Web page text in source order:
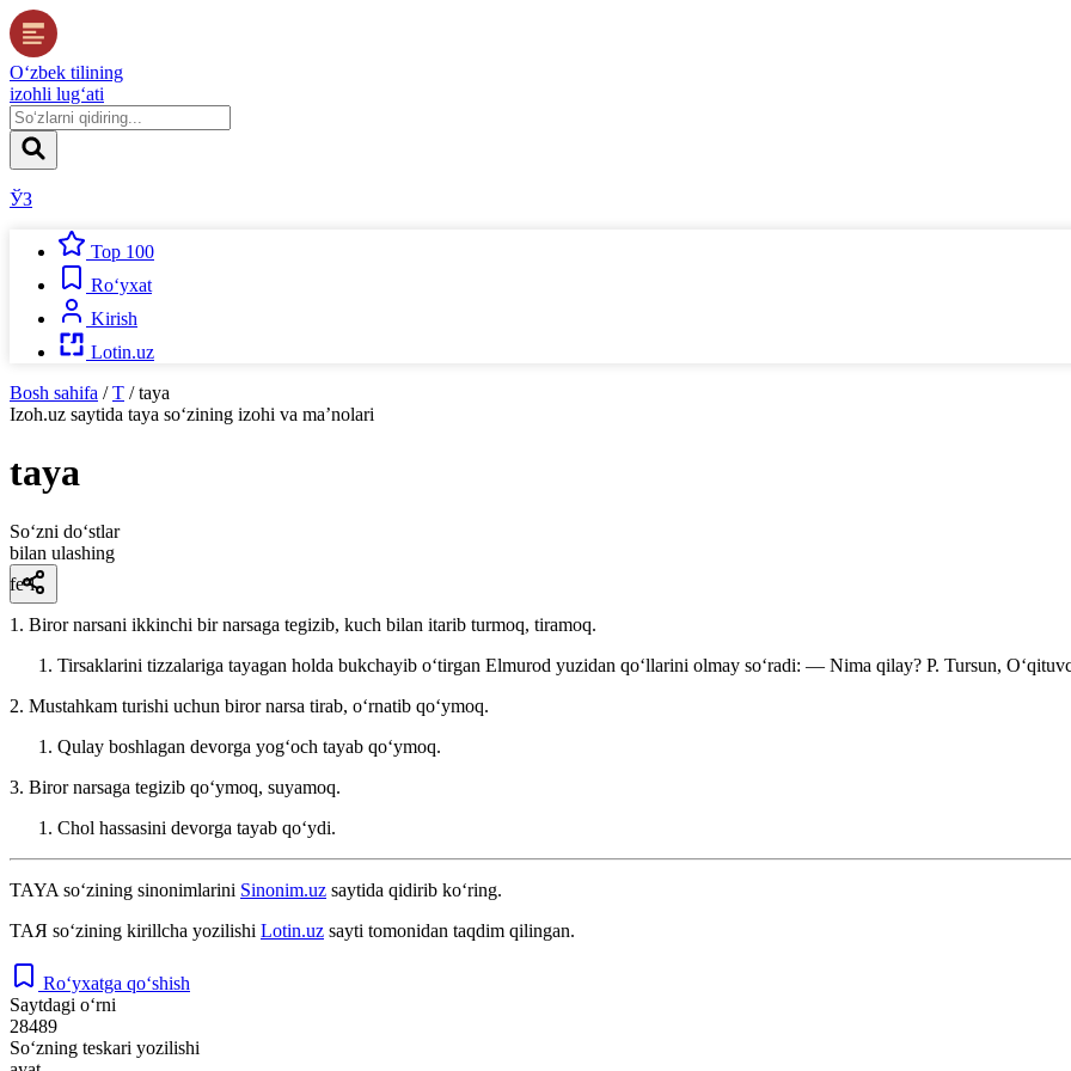
O‘zbek tilining
izohli lug‘ati
ЎЗ
Top 100
Ro‘yxat
Kirish
Lotin.uz
Bosh sahifa / T / taya
Izoh.uz saytida taya so‘zining izohi va ma’nolari
taya
So‘zni do‘stlar
bilan ulashing
fe’l
1. Biror narsani ikkinchi bir narsaga tegizib, kuch bilan itarib turmoq, tiramoq.
Tirsaklarini tizzalariga tayagan holda bukchayib oʻtirgan Elmurod yuzidan qoʻllarini olmay soʻradi: — Nima qilay? P. Tursun,
2. Mustahkam turishi uchun biror narsa tirab, oʻrnatib qoʻymoq.
Qulay boshlagan devorga yogʻoch tayab qoʻymoq.
3. Biror narsaga tegizib qoʻymoq, suyamoq.
Chol hassasini devorga tayab qoʻydi.
TAYA so‘zining sinonimlarini Sinonim.uz saytida qidirib ko‘ring.
ТАЯ so‘zining kirillcha yozilishi Lotin.uz sayti tomonidan taqdim qilingan.
Ro‘yxatga qo‘shish
Saytdagi o‘rni
28489
So‘zning teskari yozilishi